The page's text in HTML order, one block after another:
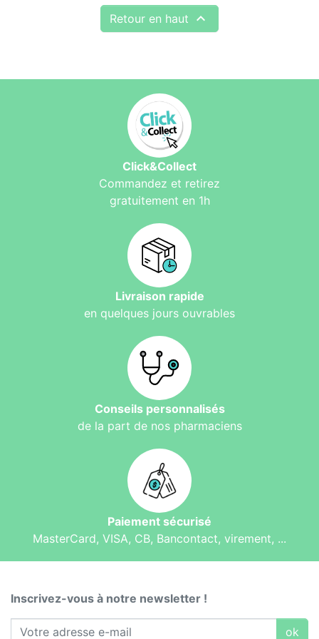
Retour en haut 
Click&Collect
Commandez et retirez
gratuitement en 1h
Livraison rapide
en quelques jours ouvrables
Conseils personnalisés
de la part de nos pharmaciens
Paiement sécurisé
MasterCard, VISA, CB, Bancontact, virement, ...
Inscrivez-vous à notre newsletter !
ok